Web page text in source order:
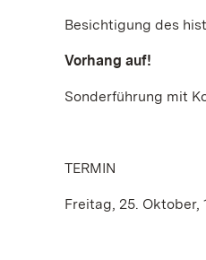
Besichtigung des
Vorhang auf!
Sonderführung mit
TERMIN
Freitag, 25. Oktober,